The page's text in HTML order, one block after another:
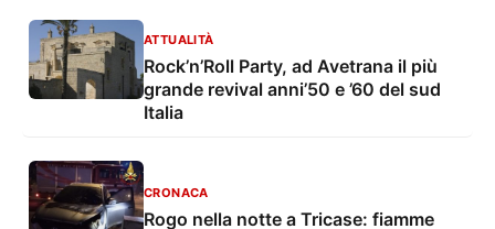
ATTUALITÀ
Rock’n’Roll Party, ad Avetrana il più
grande revival anni’50 e ’60 del sud
Italia
CRONACA
Rogo nella notte a Tricase: fiamme